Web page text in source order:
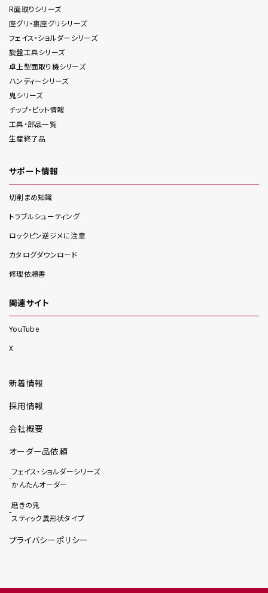
R面取りシリーズ
座グリ・裏座グリシリーズ
フェイス・ショルダーシリーズ
旋盤工具シリーズ
卓上型面取り機シリーズ
ハンディーシリーズ
鬼シリーズ
チップ・ビット情報
工具・部品一覧
生産終了品
サポート情報
切削まめ知識
トラブルシューティング
ロックピン逆ジメに注意
カタログダウンロード
修理依頼書
関連サイト
YouTube
X
新着情報
採用情報
会社概要
オーダー品依頼
フェイス・ショルダーシリーズ
かんたんオーダー
磨きの鬼
スティック異形状タイプ
プライバシーポリシー